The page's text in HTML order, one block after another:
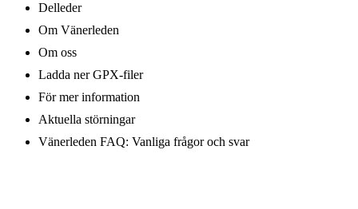
Delleder
Om Vänerleden
Om oss
Ladda ner GPX-filer
För mer information
Aktuella störningar
Vänerleden FAQ: Vanliga frågor och svar